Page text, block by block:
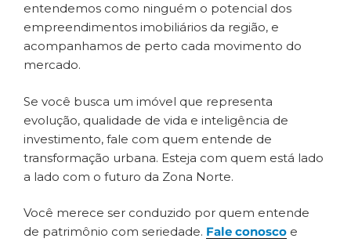
entendemos como ninguém o potencial dos
empreendimentos imobiliários da região, e
acompanhamos de perto cada movimento do
mercado.
Se você busca um imóvel que representa
evolução, qualidade de vida e inteligência de
investimento, fale com quem entende de
transformação urbana. Esteja com quem está lado
a lado com o futuro da Zona Norte.
Você merece ser conduzido por quem entende
de patrimônio com seriedade. Fale conosco e